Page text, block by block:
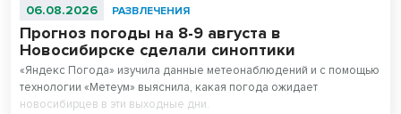
06.08.2026 РАЗВЛЕЧЕНИЯ
Прогноз погоды на 8-9 августа в
Новосибирске сделали синоптики
«Яндекс Погода» изучила данные метеонаблюдений и с помощью
технологии «Метеум» выяснила, какая погода ожидает
новосибирцев в эти выходные дни.